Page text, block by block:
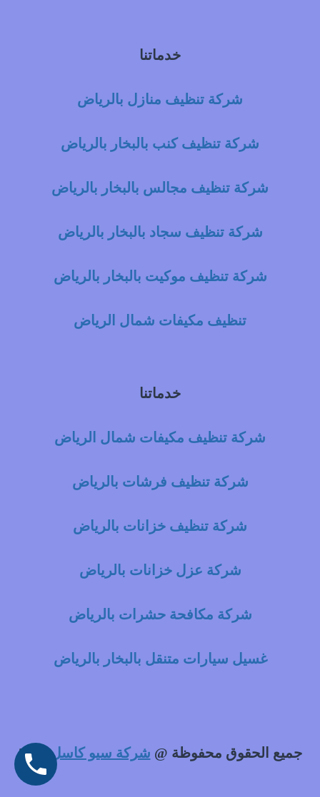
خدماتنا
شركة تنظيف منازل بالرياض
شركة تنظيف كنب بالبخار بالرياض
شركة تنظيف مجالس بالبخار بالرياض
شركة تنظيف سجاد بالبخار بالرياض
شركة تنظيف موكيت بالبخار بالرياض
تنظيف مكيفات شمال الرياض
خدماتنا
شركة تنظيف مكيفات شمال الرياض
شركة تنظيف فرشات بالرياض
شركة تنظيف خزانات بالرياض
شركة عزل خزانات بالرياض
شركة مكافحة حشرات بالرياض
غسيل سيارات متنقل بالبخار بالرياض
جميع الحقوق محفوظة @ شركة سيو كاسل2021